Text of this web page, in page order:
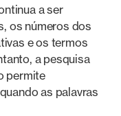
a ser
os números dos
e os termos
a pesquisa
permite
as palavras